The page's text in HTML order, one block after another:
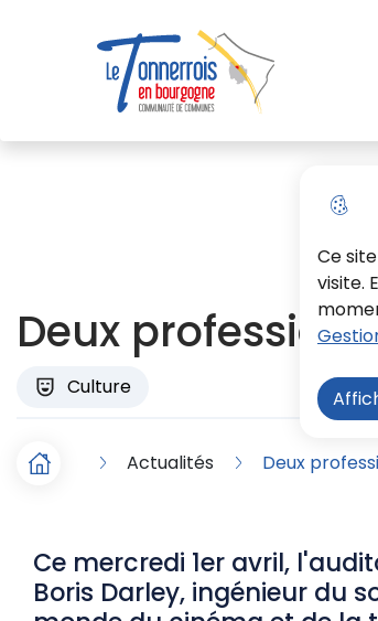
Ce
visite.
Aller au menu Aller à la recherche
Deux
Culture
F
d
Accueil Actualités Deux
Ce mercredi 1er avril,
Boris Darley, ingénieur du